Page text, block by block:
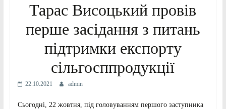
Тарас Висоцький провів
перше засідання з питань
підтримки експорту
сільгосппродукції
22.10.2021 admin
Сьогодні, 22 жовтня, під головуванням першого заступника